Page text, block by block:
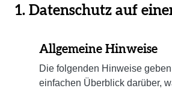
1. Datenschutz auf
Allgemeine Hinweise
Die folgenden Hinweise
einfachen Überblick darüber,